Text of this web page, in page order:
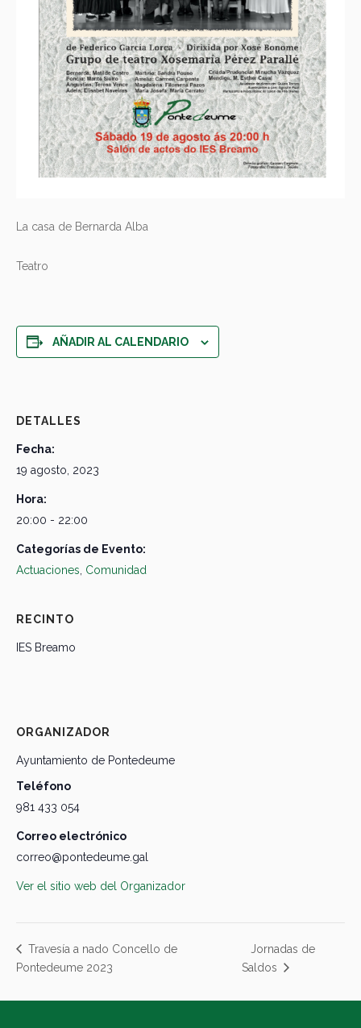
La casa de Bernarda Alba
Teatro
AÑADIR AL CALENDARIO
DETALLES
Fecha:
19 agosto, 2023
Hora:
20:00 - 22:00
Categorías de Evento:
Actuaciones Comunidad
RECINTO
IES Breamo
ORGANIZADOR
Ayuntamiento de Pontedeume
Teléfono
981 433 054
Correo electrónico
correo@pontedeume.gal
Ver el sitio web del Organizador
Travesía a nado Concello de
Pontedeume 2023
Jornadas de
Saldos